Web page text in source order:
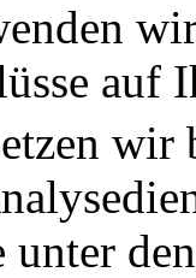
auf
wir
unter